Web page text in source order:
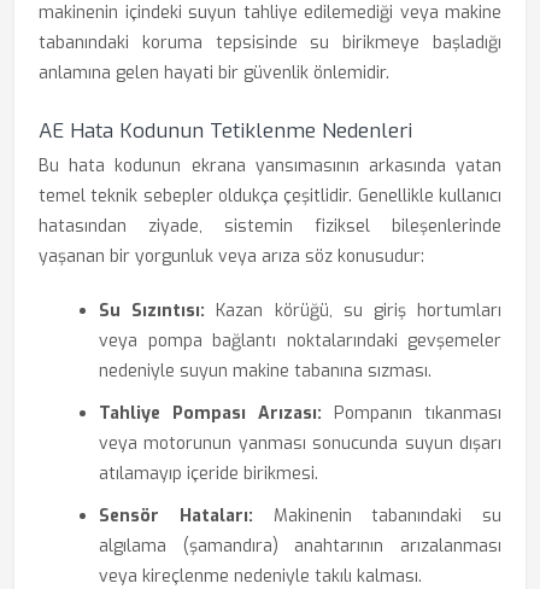
makinenin içindeki suyun tahliye edilemediği veya makine
tabanındaki koruma tepsisinde su birikmeye başladığı
anlamına gelen hayati bir güvenlik önlemidir.
AE Hata Kodunun Tetiklenme Nedenleri
Bu hata kodunun ekrana yansımasının arkasında yatan
temel teknik sebepler oldukça çeşitlidir. Genellikle kullanıcı
hatasından ziyade, sistemin fiziksel bileşenlerinde
yaşanan bir yorgunluk veya arıza söz konusudur:
Su Sızıntısı: Kazan körüğü, su giriş hortumları
veya pompa bağlantı noktalarındaki gevşemeler
nedeniyle suyun makine tabanına sızması.
Tahliye Pompası Arızası: Pompanın tıkanması
veya motorunun yanması sonucunda suyun dışarı
atılamayıp içeride birikmesi.
Sensör Hataları: Makinenin tabanındaki su
algılama (şamandıra) anahtarının arızalanması
veya kireçlenme nedeniyle takılı kalması.